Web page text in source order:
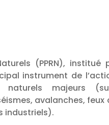
(PPRN),
instrument de
majeurs
avalanches,
industriels).